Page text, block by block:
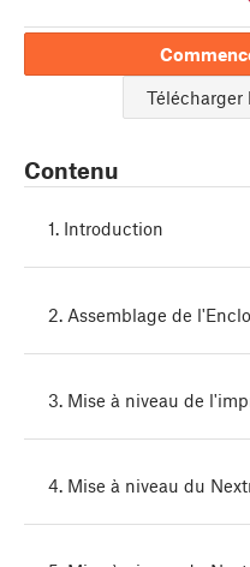
Télécharger
Contenu
1. Introduction
2. Assemblage de
3. Mise à niveau de
4. Mise à niveau du